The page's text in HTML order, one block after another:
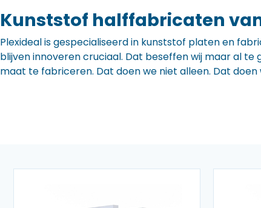
Kunststof halffabricaten
Plexideal is gespecialiseerd in kunststof platen en
blijven innoveren cruciaal. Dat beseffen wij maar al
maat te fabriceren. Dat doen we niet alleen. Dat